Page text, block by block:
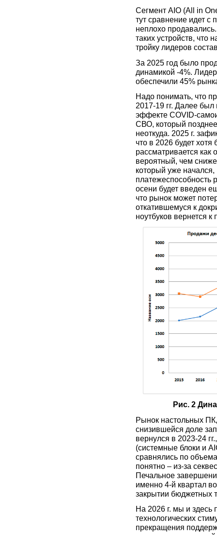
Сегмент AIO (All in
тут сравнение идет с
неплохо
таких устройств, что
тройку лидеров
За 2025 год было
динамикой -4%.
обеспечили 45%
Надо понимать, что
2017-19 гг. Далее
эффекте COVID-
СВО, который
неоткуда. 2025 г.
что в 2026 будет
рассматривается
вероятный, чем
который уже начался,
платежеспособность
осени будет введен
что рынок может
откатившемуся к
ноутбуков вернется к
Рис. 2
Рынок настольных ПК,
снизившейся доле
вернулся в 2023-24
(системные блоки и
сравнялись по
понятно – из-за
Печальное
именно 4-й квартал
закрытии бюджетных
На 2026 г. мы и здесь
технологических
прекращения